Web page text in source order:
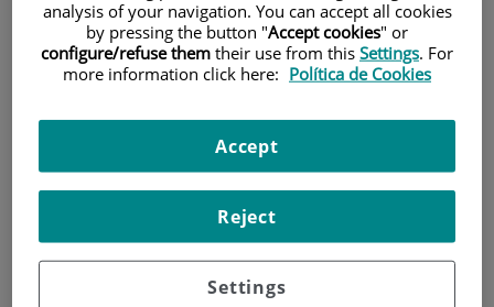
Investigación
analysis of your navigation. You can accept all cookies
by pressing the button "Accept cookies" or
configure/refuse them their use from this Settings. For
more information click here: Política de Cookies
Settings
Reject
Accept